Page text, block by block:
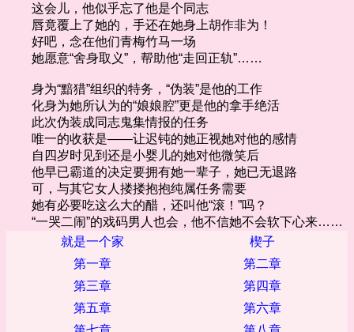
这会儿，他似乎忘了他是个同志
唇竟覆上了她的，手还在她身上胡作非为！
好吧，念在他们青梅竹马一场
她愿意“舍身取义”，帮助他“走回正轨”……
身为“黯猎”组织的特务，“伪装”是他的工作
化身为她所认为的“娘娘腔”更是他的拿手绝活
此次伪装成同志鬼集情报的任务
唯一的收获是——让迟钝的她正视她对他的感情
自四岁时见到还是小婴儿的她对他微笑后
他早已霸道的决定要拥有她一辈子，她已无退路
可，与其它女人搂搂抱抱纯属任务需要
她有必要吃这么大的醋，还叫他“滚！”吗？
“一哭二闹”的戏码男人也会，他不信她不会软下心来……
就是一个家
楔子
第一章
第二章
第三章
第四章
第五章
第六章